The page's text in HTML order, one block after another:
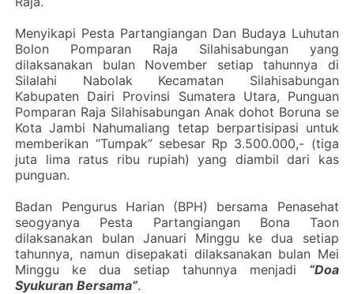
Menyikapi Pesta Partangiangan Dan Budaya Luhutan
Bolon Pomparan Raja Silahisabungan yang
dilaksanakan bulan November setiap tahunnya di
Silalahi Nabolak Kecamatan Silahisabungan
Kabupaten Dairi Provinsi Sumatera Utara, Punguan
Pomparan Raja Silahisabungan Anak dohot Boruna se
Kota Jambi Nahumaliang tetap berpartisipasi untuk
memberikan “Tumpak” sebesar Rp 3.500.000,- (tiga
juta lima ratus ribu rupiah) yang diambil dari kas
punguan.
Badan Pengurus Harian (BPH) bersama Penasehat
seogyanya Pesta Partangiangan Bona Taon
dilaksanakan bulan Januari Minggu ke dua setiap
tahunnya, namun disepakati dilaksanakan bulan Mei
Minggu ke dua setiap tahunnya menjadi “Doa
Syukuran Bersama”.